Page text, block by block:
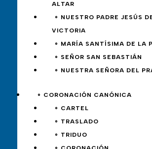
ALTAR
∘ NUESTRO PADRE JESÚS
VICTORIA
∘ MARÍA SANTÍSIMA DE LA
∘ SEÑOR SAN SEBASTIÁN
∘ NUESTRA SEÑORA DEL
∘ CORONACIÓN CANÓNICA
∘ CARTEL
∘ TRASLADO
∘ TRIDUO